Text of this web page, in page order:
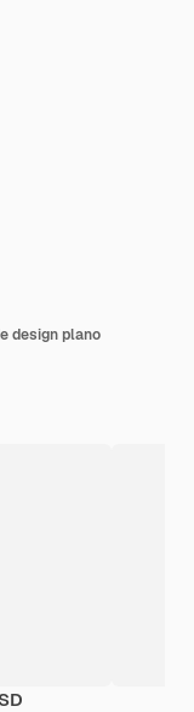
design plano